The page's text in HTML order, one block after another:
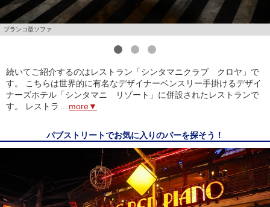
ブランコ型ソファ
続いてご紹介するのはレストラン「シンタマニクラブ クロヤ」で
す。 こちらは世界的に有名なデザイナーベンスリー手掛けるデザイ
ナーズホテル「シンタマニ リゾート」に併設されたレストランで
す。 レストラ
more▼
パブストリートでお気に入りのバーを探そう！